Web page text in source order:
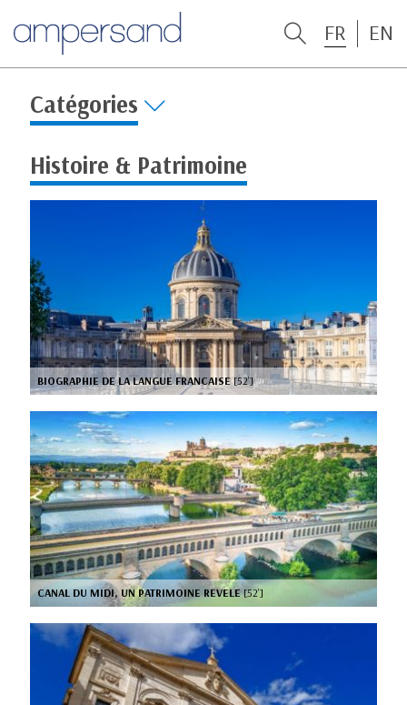
FR EN
Catégories
Histoire & Patrimoine
BIOGRAPHIE DE LA LANGUE FRANCAISE[52’]
CANAL DU MIDI, UN PATRIMOINE REVELE[52’]